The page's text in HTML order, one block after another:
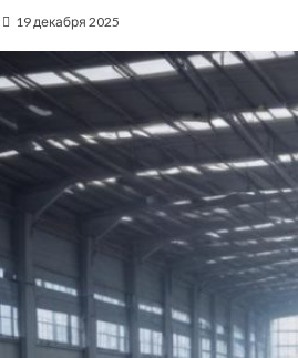
19 декабря 2025